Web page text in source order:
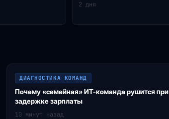
2 дня
ДИАГНОСТИКА КОМАНД
Почему «семейная» ИТ-команда рушится при
задержке зарплаты
10 минут назад